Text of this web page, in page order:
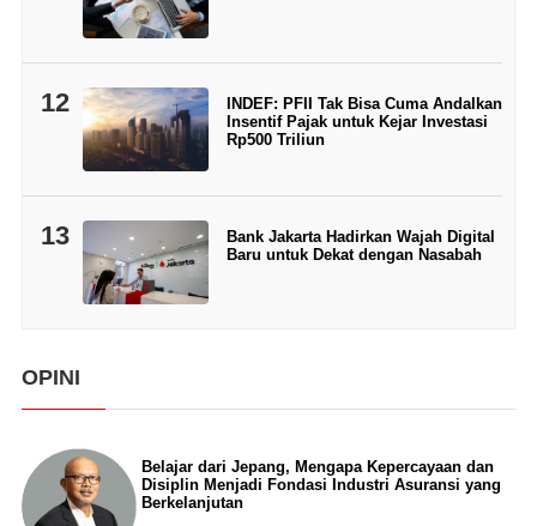
12
INDEF: PFII Tak Bisa Cuma Andalkan
Insentif Pajak untuk Kejar Investasi
Rp500 Triliun
13
Bank Jakarta Hadirkan Wajah Digital
Baru untuk Dekat dengan Nasabah
OPINI
Belajar dari Jepang, Mengapa Kepercayaan dan
Disiplin Menjadi Fondasi Industri Asuransi yang
Berkelanjutan